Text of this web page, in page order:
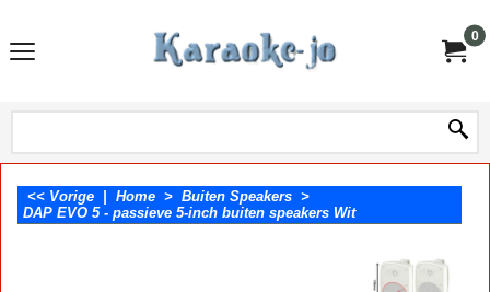
0
<< Vorige Home > Buiten Speakers >
DAP EVO 5 - passieve 5-inch buiten speakers Wit